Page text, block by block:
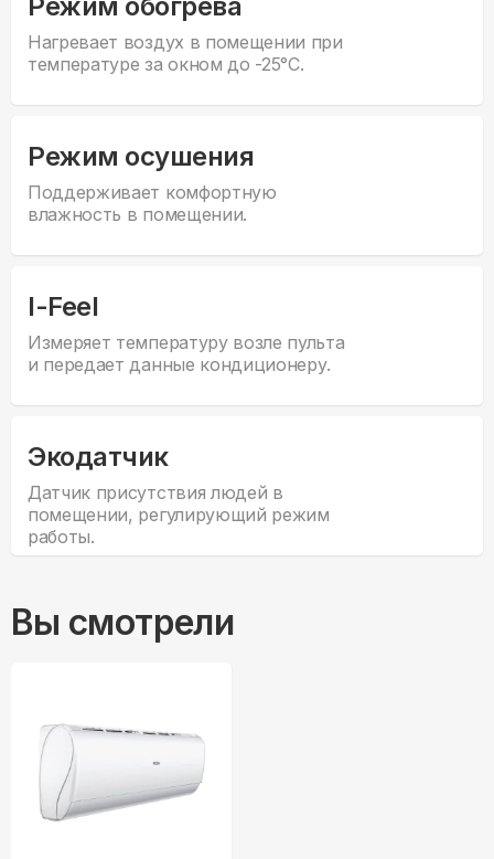
Режим обогрева
Нагревает воздух в помещении при
температуре за окном до -25°С.
Режим осушения
Поддерживает комфортную
влажность в помещении.
I-Feel
Измеряет температуру возле пульта
и передает данные кондиционеру.
Экодатчик
Датчик присутствия людей в
помещении, регулирующий режим
работы.
Вы смотрели